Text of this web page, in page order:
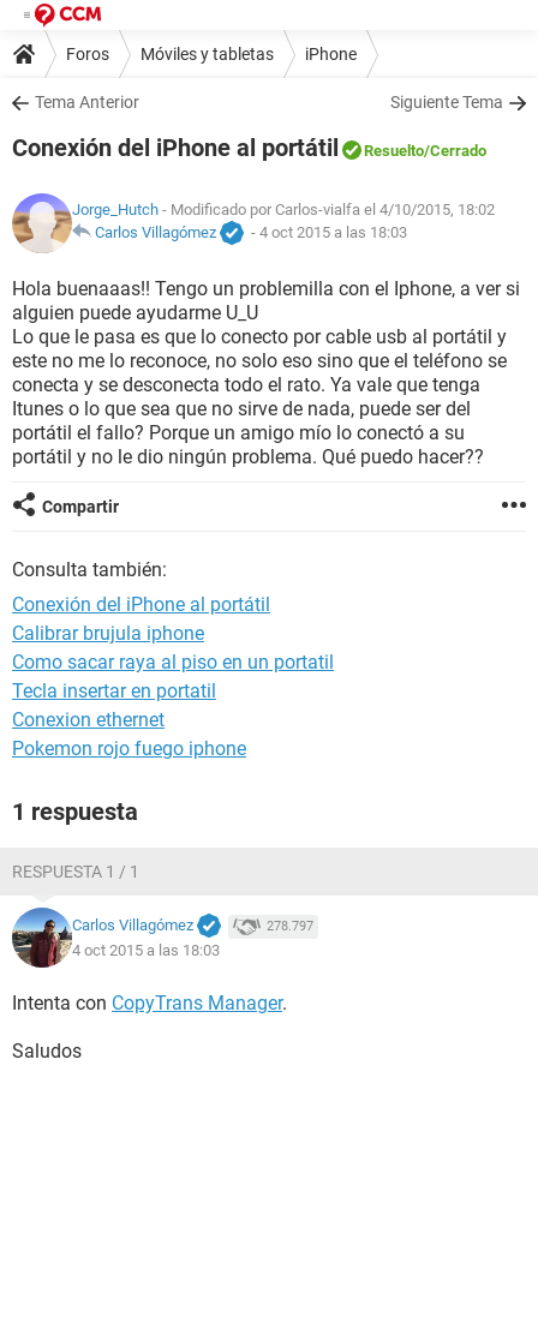
Foros Móviles y tabletas iPhone
Tema Anterior Siguiente Tema
Conexión del iPhone al portátil Resuelto/Cerrado
Jorge_Hutch - Modificado por Carlos-vialfa el 4/10/2015, 18:02
Carlos Villagómez
- 4 oct 2015 a las 18:03
Hola buenaaas!! Tengo un problemilla con el Iphone, a ver si
alguien puede ayudarme U_U
Lo que le pasa es que lo conecto por cable usb al portátil y
este no me lo reconoce, no solo eso sino que el teléfono se
conecta y se desconecta todo el rato. Ya vale que tenga
Itunes o lo que sea que no sirve de nada, puede ser del
portátil el fallo? Porque un amigo mío lo conectó a su
portátil y no le dio ningún problema. Qué puedo hacer??
Compartir
Consulta también:
Conexión del iPhone al portátil
Calibrar brujula iphone
Como sacar raya al piso en un portatil
Tecla insertar en portatil
Conexion ethernet
Pokemon rojo fuego iphone
1 respuesta
RESPUESTA 1 / 1
Carlos Villagómez 278.797
4 oct 2015 a las 18:03
Intenta con CopyTrans Manager.
Saludos